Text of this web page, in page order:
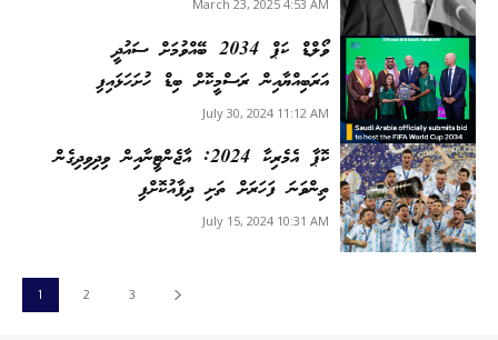
March 23, 2025 4:53 AM
ވޯލްޑް ކަޕް 2034 ބޭއްވުމަށް ސައުދީ
އަރަބިއްޔާއިން ރަސްމީކޮށް ބިޑް ހުށަހަޅައިފި
July 30, 2024 11:12 AM
ކޮޕާ އެމެރިކާ 2024: އާޖެންޓީނާއިން ވިދިވިދިގެން
ތިންވަނަ ފަހަރަށް ތަށި ދިފާއުކޮށްފި
July 15, 2024 10:31 AM
1 2 3